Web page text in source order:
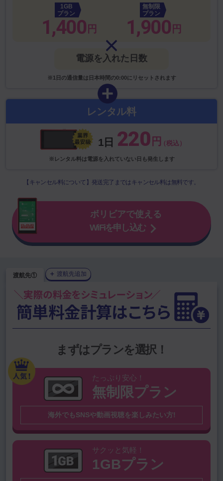
1GB
プラン
1,400 円
無制限
プラン
1,900 円
電源を入れた日数
※1日の通信量は日本時間の0:00にリセットされます
レンタル料
1日 220 円 （税込）
※レンタル料は電源を入れていない日も発生します
【キャンセル料について】発送完了まではキャンセル料は無料です。
ボリビアで使える
WiFiを申し込む
渡航先① ＋ 渡航先追加
まずはプランを選択！
たっぷり安心！
無制限プラン
海外でもSNSや動画視聴を楽しみたい方!
サクッと気軽！
1GBプラン
1GBプランを選択中 プランを変更
上位渡航国から選ぶ
韓国（大韓民
国）
中国（中華人民
共和国）
タイ ハワイ ベトナム
オーストラリア スペイン
その他の国を検索
※無制限プラン対象外国はこちら